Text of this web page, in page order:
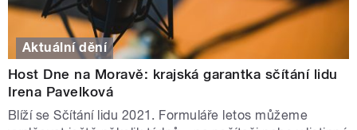
Aktuální dění
Host Dne na Moravě: krajská garantka sčítání lidu
Irena Pavelková
Blíží se Sčítání lidu 2021. Formuláře letos můžeme